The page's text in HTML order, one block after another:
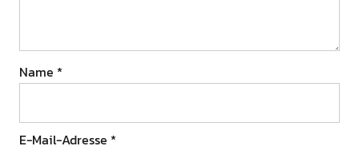
Name *
E-Mail-Adresse *